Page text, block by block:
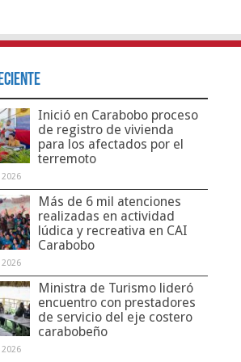
Inició en Carabobo proceso
de registro de vivienda
para los afectados por el
terremoto
Más de 6 mil atenciones
realizadas en actividad
lúdica y recreativa en CAI
Carabobo
Ministra de Turismo lideró
encuentro con prestadores
de servicio del eje costero
carabobeño